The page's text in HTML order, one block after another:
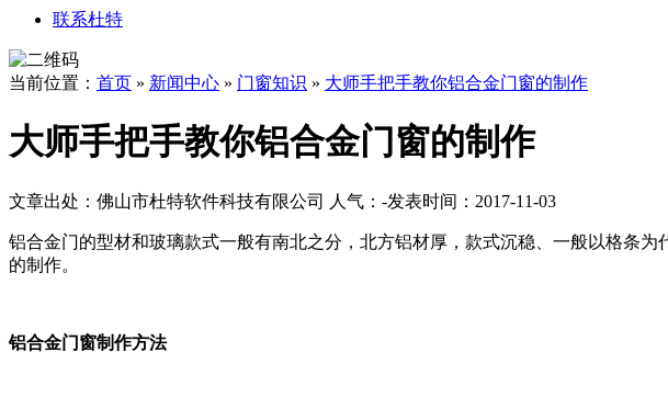
联系杜特
当前位置： 首页 » 新闻中心 » 门窗知识 » 大师手把手教你铝合金门窗的制作
大师手把手教你铝合金门窗的制作
文章出处：佛山市杜特软件科技有限公司 人气： -发表时间：2017-11-03
铝合金门的型材和玻璃款式一般有南北之分，北方铝材厚，款式沉稳、一般以格条
的制作。
铝合金门窗制作方法